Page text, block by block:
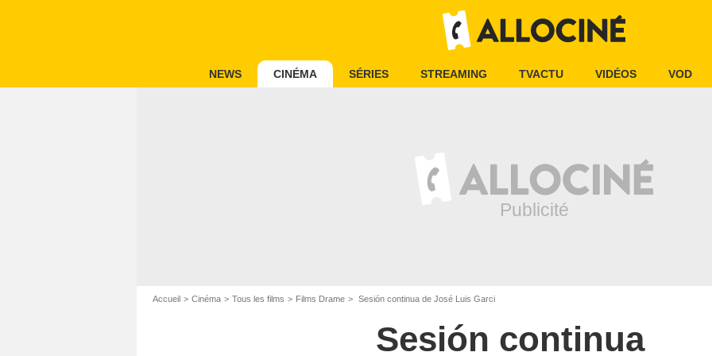
NEWS CINÉMA SÉRIES STREAMING TVACTU VIDÉOS VOD
Accueil Cinéma Tous les films Films Drame Sesión continua de José Luis Garci
Sesión continua